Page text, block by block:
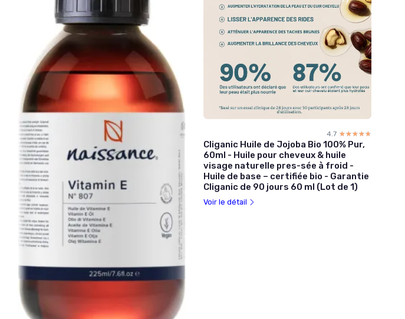
4.7 ☆☆☆☆☆
★★★★★
Cliganic Huile de Jojoba Bio 100% Pur,
60ml - Huile pour cheveux & huile
visage naturelle pres-sée à froid -
Huile de base – certifiée bio - Garantie
Cliganic de 90 jours 60 ml (Lot de 1)
Voir le détail